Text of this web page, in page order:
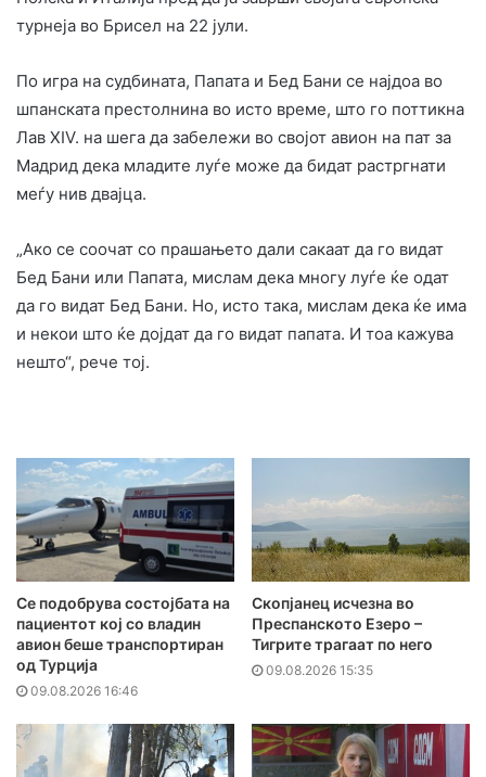
турнеја во Брисел на 22 јули.
По игра на судбината, Папата и Бед Бани се најдоа во
шпанската престолнина во исто време, што го поттикна
Лав XIV. на шега да забележи во својот авион на пат за
Мадрид дека младите луѓе може да бидат растргнати
меѓу нив двајца.
„Ако се соочат со прашањето дали сакаат да го видат
Бед Бани или Папата, мислам дека многу луѓе ќе одат
да го видат Бед Бани. Но, исто така, мислам дека ќе има
и некои што ќе дојдат да го видат папата. И тоа кажува
нешто“, рече тој.
Се подобрува состојбата на
пациентот кој со владин
авион беше транспортиран
од Турција
09.08.2026 16:46
Скопјанец исчезна во
Преспанското Езеро –
Тигрите трагаат по него
09.08.2026 15:35